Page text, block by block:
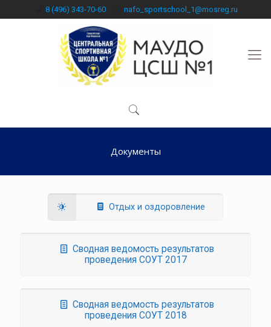
8 (496) 343-70-60 nafo_sportschool_1@mosreg.ru
Документы
Отдых и оздоровление
Сводная ведомость результатов
проведения СОУТ 2017
Сводная ведомость результатов
проведения СОУТ 2018